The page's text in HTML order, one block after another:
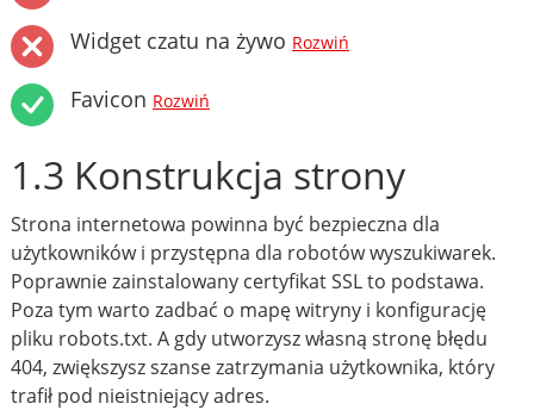
Widget czatu na żywo Rozwiń
Favicon Rozwiń
1.3 Konstrukcja strony
Strona internetowa powinna być bezpieczna dla
użytkowników i przystępna dla robotów wyszukiwarek.
Poprawnie zainstalowany certyfikat SSL to podstawa.
Poza tym warto zadbać o mapę witryny i konfigurację
pliku robots.txt. A gdy utworzysz własną stronę błędu
404, zwiększysz szanse zatrzymania użytkownika, który
trafił pod nieistniejący adres.